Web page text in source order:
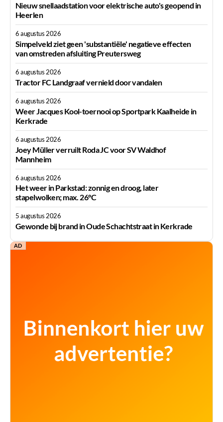
Nieuw snellaadstation voor elektrische auto's geopend in
Heerlen
6 augustus 2026
Simpelveld ziet geen 'substantiële' negatieve effecten
van omstreden afsluiting Preutersweg
6 augustus 2026
Tractor FC Landgraaf vernield door vandalen
6 augustus 2026
Weer Jacques Kool-toernooi op Sportpark Kaalheide in
Kerkrade
6 augustus 2026
Joey Müller verruilt Roda JC voor SV Waldhof
Mannheim
6 augustus 2026
Het weer in Parkstad: zonnig en droog, later
stapelwolken; max. 26°C
5 augustus 2026
Gewonde bij brand in Oude Schachtstraat in Kerkrade
AD